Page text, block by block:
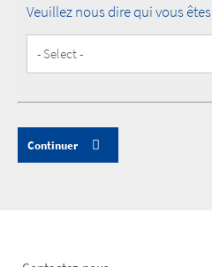
Veuillez nous dire qui vous êtes
Type